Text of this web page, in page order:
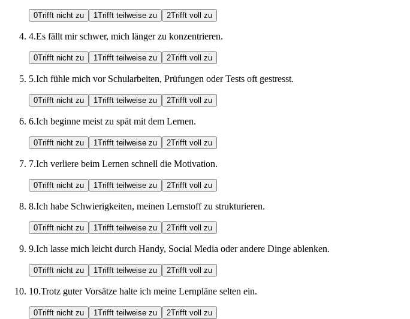
0Trifft nicht zu 1Trifft teilweise zu 2Trifft voll zu
4.Es fällt mir schwer, mich länger zu konzentrieren.
0Trifft nicht zu 1Trifft teilweise zu 2Trifft voll zu
5.Ich fühle mich vor Schularbeiten, Prüfungen oder Tests oft gestresst.
0Trifft nicht zu 1Trifft teilweise zu 2Trifft voll zu
6.Ich beginne meist zu spät mit dem Lernen.
0Trifft nicht zu 1Trifft teilweise zu 2Trifft voll zu
7.Ich verliere beim Lernen schnell die Motivation.
0Trifft nicht zu 1Trifft teilweise zu 2Trifft voll zu
8.Ich habe Schwierigkeiten, meinen Lernstoff zu strukturieren.
0Trifft nicht zu 1Trifft teilweise zu 2Trifft voll zu
9.Ich lasse mich leicht durch Handy, Social Media oder andere Dinge ablenken.
0Trifft nicht zu 1Trifft teilweise zu 2Trifft voll zu
10.Trotz guter Vorsätze halte ich meine Lernpläne selten ein.
0Trifft nicht zu 1Trifft teilweise zu 2Trifft voll zu